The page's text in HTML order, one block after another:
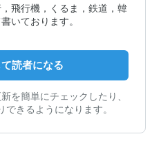
飛行機，くるま，鉄道，韓
いております。
読者になる
を簡単にチェックしたり、
きるようになります。